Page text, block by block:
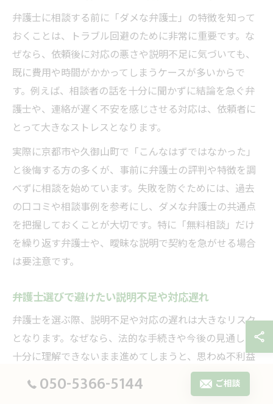
弁護士に相談する前に「ダメな弁護士」の特徴を知って
おくことは、トラブル回避のために非常に重要です。な
ぜなら、依頼後に対応の悪さや説明不足に気づいても、
既に費用や時間がかかってしまうケースが多いからで
す。例えば、相談者の話を十分に聞かずに結論を急ぐ弁
護士や、連絡が遅く不安を感じさせる対応は、依頼者に
とって大きなストレスとなります。
実際に京都市や久御山町で「こんなはずではなかった」
と後悔する方の多くが、事前に弁護士の評判や特徴を調
べずに相談を始めています。失敗を防ぐためには、過去
の口コミや相談事例を参考にし、ダメな弁護士の共通点
を把握しておくことが大切です。特に「無料相談」だけ
を繰り返す弁護士や、曖昧な説明で契約を急がせる場合
は要注意です。
弁護士選びで避けたい説明不足や対応遅れ
弁護士を選ぶ際、説明不足や対応の遅れは大きなリスク
となります。なぜなら、法的な手続きや今後の見通しを
十分に理解できないまま進めてしまうと、思わぬ不利益
を被る可能性があるからです。例えば、契約内容や費用
について曖昧な回答しか得られない場合、後で追加費用
050-5366-5144 ご相談